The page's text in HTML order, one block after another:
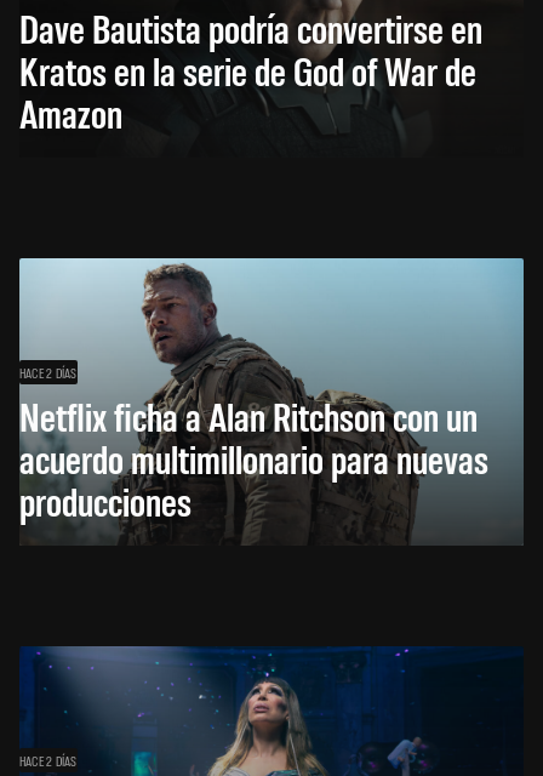
Dave Bautista podría convertirse en
Kratos en la serie de God of War de
Amazon
HACE 2 DÍAS
Netflix ficha a Alan Ritchson con un
acuerdo multimillonario para nuevas
producciones
HACE 2 DÍAS